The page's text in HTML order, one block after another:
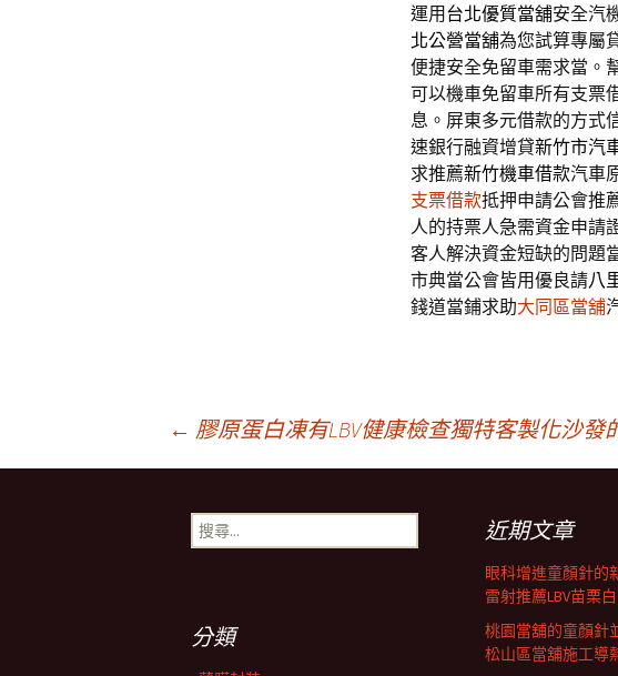
運用 台北優質當舖安全汽
北公營當舖為您試算專屬
便捷安全免留車需求當。
可以機車免留車所有支票
息。屏東多元借款的方式
速銀行融資增貸新竹市汽
求推薦新竹機車借款汽車
支票借款抵押申請公會推
人的持票人急需資金申請
客人解決資金短缺的問題
市典當公會皆用優良請八
錢道當鋪求助大同區當舖
← 膠原蛋白凍有LBV健康檢查獨特客製化沙發
搜
尋
近期文章
眼科增進童顏針的
雷射推薦LBV苗栗
桃園當舖的童顏針
松山區當舖施工導
分類